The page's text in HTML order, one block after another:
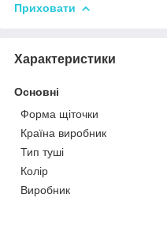
Приховати
Характеристики
Основні
Форма щіточки
Країна виробник
Тип туші
Колір
Виробник